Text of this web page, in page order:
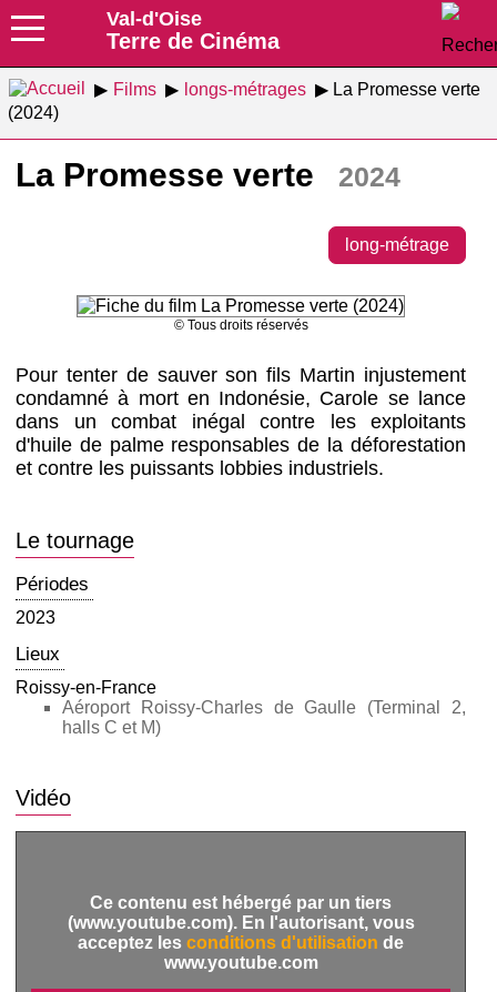
Val-d'Oise
Terre de Cinéma
Films longs-métrages
La Promesse verte
(2024)
La Promesse verte 2024
long-métrage
© Tous droits réservés
Pour tenter de sauver son fils Martin injustement
condamné à mort en Indonésie, Carole se lance
dans un combat inégal contre les exploitants
d'huile de palme responsables de la déforestation
et contre les puissants lobbies industriels.
Le tournage
Périodes
2023
Lieux
Roissy-en-France
Aéroport Roissy-Charles de Gaulle (Terminal 2,
halls C et M)
Vidéo
Ce contenu est hébergé par un tiers
(www.youtube.com). En l'autorisant, vous
acceptez les conditions d'utilisation de
www.youtube.com